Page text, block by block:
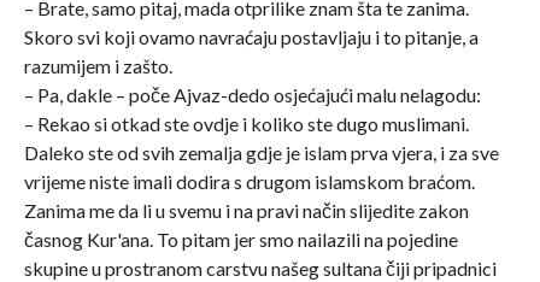
– Brate, samo pitaj, mada otprilike znam šta te zanima.
Skoro svi koji ovamo navraćaju postavljaju i to pitanje, a
razumijem i zašto.
– Pa, dakle – poče Ajvaz-dedo osjećajući malu nelagodu:
– Rekao si otkad ste ovdje i koliko ste dugo muslimani.
Daleko ste od svih zemalja gdje je islam prva vjera, i za sve
vrijeme niste imali dodira s drugom islamskom braćom.
Zanima me da li u svemu i na pravi način slijedite zakon
časnog Kur'ana. To pitam jer smo nailazili na pojedine
skupine u prostranom carstvu našeg sultana čiji pripadnici